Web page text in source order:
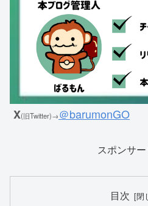
X(旧Twitter)→＠barumonGO
スポンサ
目次